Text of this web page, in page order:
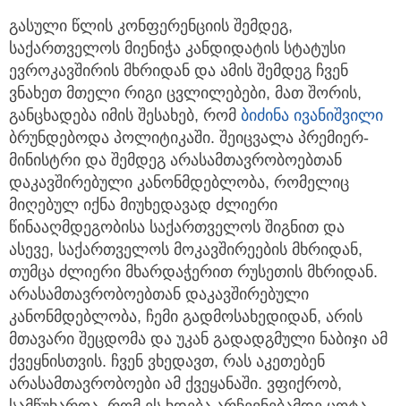
გასული წლის კონფერენციის შემდეგ,
საქართველოს მიენიჭა კანდიდატის სტატუსი
ევროკავშირის მხრიდან და ამის შემდეგ ჩვენ
ვნახეთ მთელი რიგი ცვლილებები, მათ შორის,
განცხადება იმის შესახებ, რომ ბიძინა ივანიშვილი
ბრუნდებოდა პოლიტიკაში. შეიცვალა პრემიერ-
მინისტრი და შემდეგ არასამთავრობოებთან
დაკავშირებული კანონმდებლობა, რომელიც
მიღებულ იქნა მიუხედავად ძლიერი
წინააღმდეგობისა საქართველოს შიგნით და
ასევე, საქართველოს მოკავშირეების მხრიდან,
თუმცა ძლიერი მხარდაჭერით რუსეთის მხრიდან.
არასამთავრობოებთან დაკავშირებული
კანონმდებლობა, ჩემი გადმოსახედიდან, არის
მთავარი შეცდომა და უკან გადადგმული ნაბიჯი ამ
ქვეყნისთვის. ჩვენ ვხედავთ, რას აკეთებენ
არასამთავრობოები ამ ქვეყანაში. ვფიქრობ,